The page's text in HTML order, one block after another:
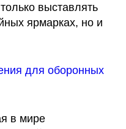
выставлять
ярмарках, но и
для оборонных
в мире